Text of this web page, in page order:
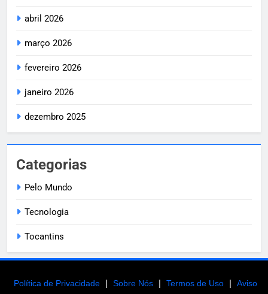
abril 2026
março 2026
fevereiro 2026
janeiro 2026
dezembro 2025
Categorias
Pelo Mundo
Tecnologia
Tocantins
Política de Privacidade | Sobre Nós | Termos de Uso |
Aviso